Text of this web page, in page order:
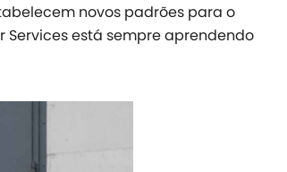
novos padrões para o
está sempre aprendendo